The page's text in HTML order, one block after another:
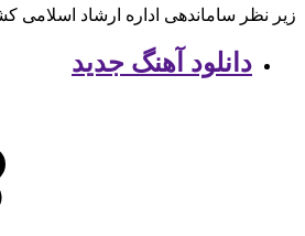
زیر نظر ساماندهی اداره ارشاد اسلامی
دانلود آهنگ جدید